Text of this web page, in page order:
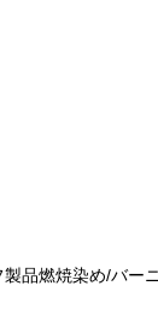
品燃焼染め/バー